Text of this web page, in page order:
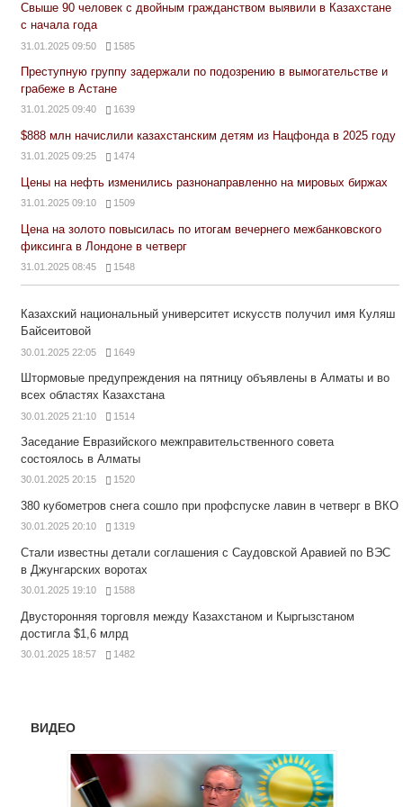
Свыше 90 человек с двойным гражданством выявили в Казахстане
с начала года
31.01.2025 09:50 1585
Преступную группу задержали по подозрению в вымогательстве и
грабеже в Астане
31.01.2025 09:40 1639
$888 млн начислили казахстанским детям из Нацфонда в 2025 году
31.01.2025 09:25 1474
Цены на нефть изменились разнонаправленно на мировых биржах
31.01.2025 09:10 1509
Цена на золото повысилась по итогам вечернего межбанковского
фиксинга в Лондоне в четверг
31.01.2025 08:45 1548
Казахский национальный университет искусств получил имя Куляш
Байсеитовой
30.01.2025 22:05 1649
Штормовые предупреждения на пятницу объявлены в Алматы и во
всех областях Казахстана
30.01.2025 21:10 1514
Заседание Евразийского межправительственного совета
состоялось в Алматы
30.01.2025 20:15 1520
380 кубометров снега сошло при профспуске лавин в четверг в ВКО
30.01.2025 20:10 1319
Стали известны детали соглашения с Саудовской Аравией по ВЭС
в Джунгарских воротах
30.01.2025 19:10 1588
Двусторонняя торговля между Казахстаном и Кыргызстаном
достигла $1,6 млрд
30.01.2025 18:57 1482
ВИДЕО